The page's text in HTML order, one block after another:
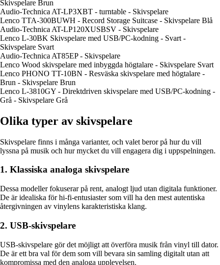
Skivspelare Brun
Audio-Technica AT-LP3XBT - turntable - Skivspelare
Lenco TTA-300BUWH - Record Storage Suitcase - Skivspelare Blå
Audio-Technica AT-LP120XUSBSV - Skivspelare
Lenco L-30BK Skivspelare med USB/PC-kodning - Svart -
Skivspelare Svart
Audio-Technica AT85EP - Skivspelare
Lenco Wood skivspelare med inbyggda högtalare - Skivspelare Svart
Lenco PHONO TT-10BN - Resväska skivspelare med högtalare -
Brun - Skivspelare Brun
Lenco L-3810GY - Direktdriven skivspelare med USB/PC-kodning -
Grå - Skivspelare Grå
Olika typer av skivspelare
Skivspelare finns i många varianter, och valet beror på hur du vill
lyssna på musik och hur mycket du vill engagera dig i uppspelningen.
1. Klassiska analoga skivspelare
Dessa modeller fokuserar på rent, analogt ljud utan digitala funktioner.
De är idealiska för hi-fi-entusiaster som vill ha den mest autentiska
återgivningen av vinylens karakteristiska klang.
2. USB-skivspelare
USB-skivspelare gör det möjligt att överföra musik från vinyl till dator.
De är ett bra val för dem som vill bevara sin samling digitalt utan att
kompromissa med den analoga upplevelsen.